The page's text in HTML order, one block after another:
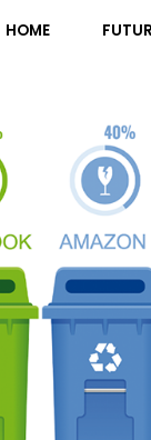
HOME